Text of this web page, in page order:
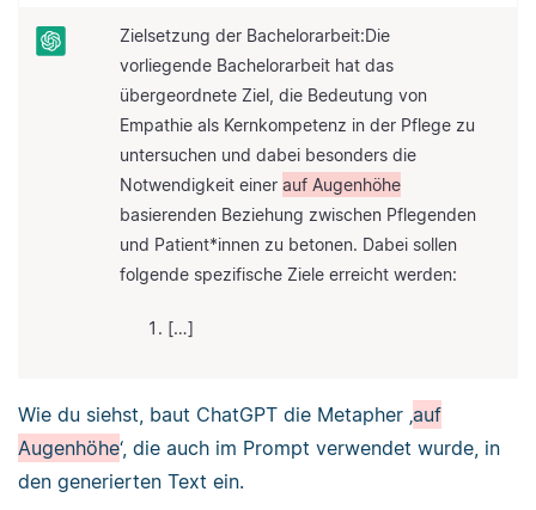
Zielsetzung der Bachelorarbeit:Die
vorliegende Bachelorarbeit hat das
übergeordnete Ziel, die Bedeutung von
Empathie als Kernkompetenz in der Pflege zu
untersuchen und dabei besonders die
Notwendigkeit einer auf Augenhöhe
basierenden Beziehung zwischen Pflegenden
und Patient*innen zu betonen. Dabei sollen
folgende spezifische Ziele erreicht werden:
[…]
Wie du siehst, baut ChatGPT die Metapher ‚ auf
Augenhöhe‘, die auch im Prompt verwendet wurde, in
den generierten Text ein.